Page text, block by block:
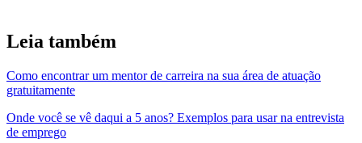
Leia também
Como encontrar um mentor de carreira na sua área de atuação
gratuitamente
Onde você se vê daqui a 5 anos? Exemplos para usar na entrevista
de emprego